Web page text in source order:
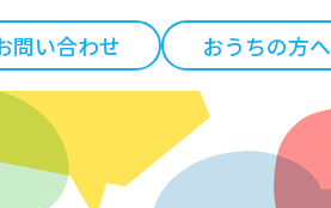
問い合わせ おうちの方へ